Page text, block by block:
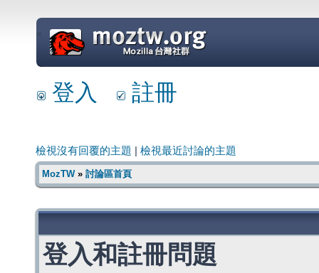
=
登入 註冊
檢視沒有回覆的主題 檢視最近討論的主題
MozTW» 討論區首頁
登入和註冊問題